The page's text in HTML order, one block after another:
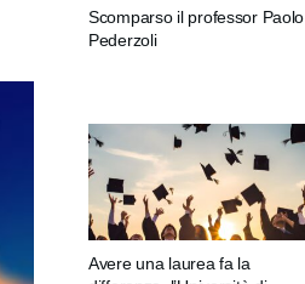
Scomparso il professor Paolo
Pederzoli
Avere una laurea fa la